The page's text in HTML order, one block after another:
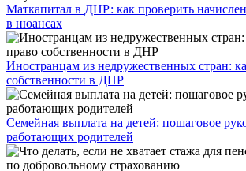
​Маткапитал в ДНР: как проверить
в нюансах
Иностранцам из недружественных стран:
собственности в ДНР
Семейная выплата на детей: пошаговое
работающих родителей